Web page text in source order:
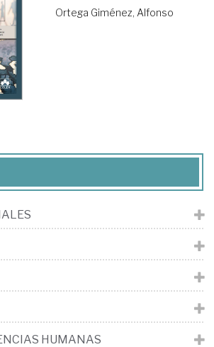
Ortega Giménez, Alfonso
HUMANAS